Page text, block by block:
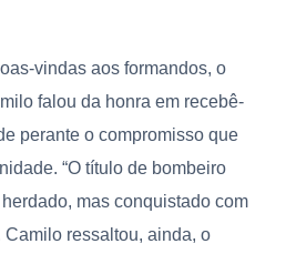
vindas aos formandos, o
falou da honra em recebê-
perante o compromisso que
“O título de bombeiro
mas conquistado com
Camilo ressaltou, ainda, o